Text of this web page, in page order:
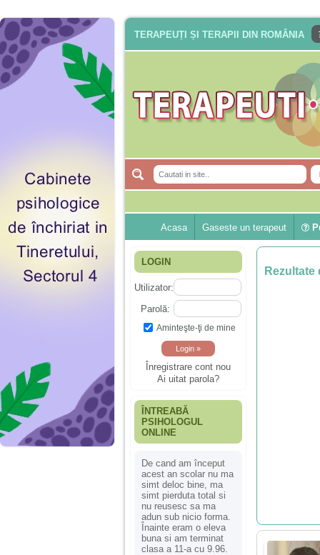
TERAPEUȚI ȘI TERAPII DIN ROMÂNIA
Acasa Gaseste un terapeut
LOGIN
Utilizator:
Parolă:
Aminteşte-ţi de mine
Înregistrare cont nou
Ai uitat parola?
ÎNTREABĂ
PSIHOLOGUL
ONLINE
De cand am început
acest an scolar nu ma
simt deloc bine, ma
simt pierduta total si
nu reusesc sa ma
adun sub nicio forma.
Înainte eram o eleva
buna si am terminat
clasa a 11-a cu 9.96.
Rezultate